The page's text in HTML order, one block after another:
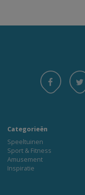
Categorieën
Speeltuinen
Sport & Fitness
Amusement
Inspiratie